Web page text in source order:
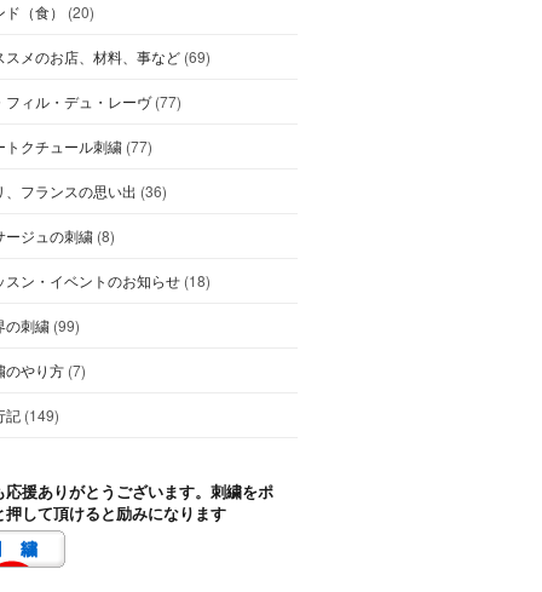
ド（食） (20)
スメのお店、材料、事など (69)
フィル・デュ・レーヴ(77)
トクチュール刺繍 (77)
、フランスの思い出 (36)
ージュの刺繍 (8)
スン・イベントのお知らせ (18)
の刺繍 (99)
のやり方 (7)
記 (149)
応援ありがとうございます。刺繍をポ
押して頂けると励みになります